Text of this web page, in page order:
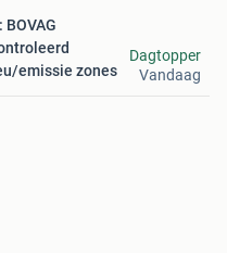
emissie zones
Dagtopper
Vandaag